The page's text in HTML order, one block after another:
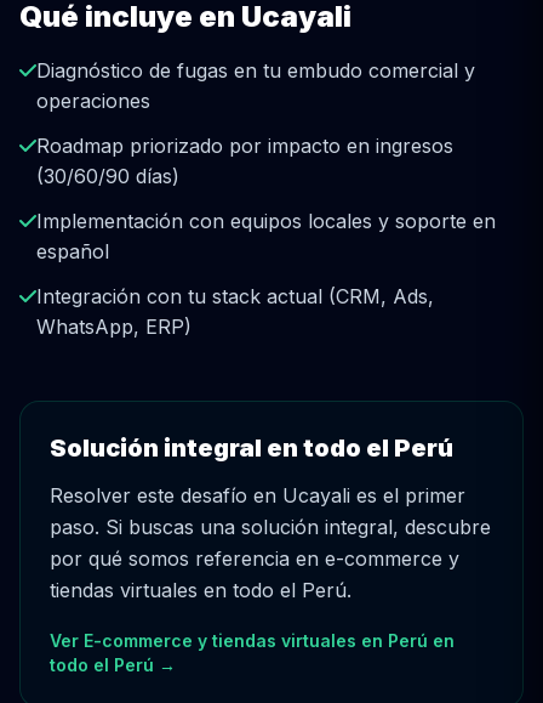
Qué incluye en Ucayali
Diagnóstico de fugas en tu embudo comercial y
operaciones
Roadmap priorizado por impacto en ingresos
(30/60/90 días)
Implementación con equipos locales y soporte en
español
Integración con tu stack actual (CRM, Ads,
WhatsApp, ERP)
Solución integral en todo el Perú
Resolver este desafío en Ucayali es el primer
paso. Si buscas una solución integral, descubre
por qué somos referencia en e-commerce y
tiendas virtuales en todo el Perú.
Ver E-commerce y tiendas virtuales en Perú en
todo el Perú →